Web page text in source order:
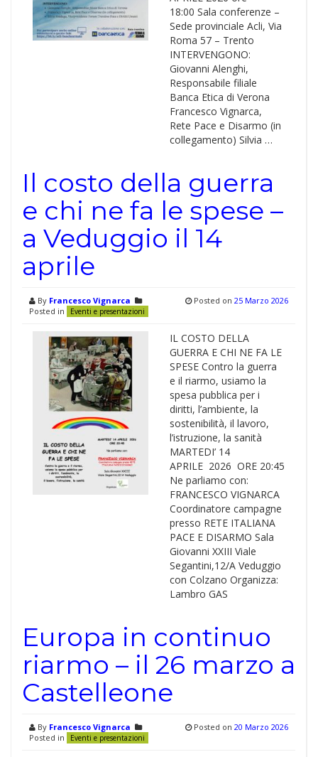
18:00 Sala conferenze –
Sede provinciale Acli, Via
Roma 57 – Trento
INTERVENGONO:
Giovanni Alenghi,
Responsabile filiale
Banca Etica di Verona
Francesco Vignarca,
Rete Pace e Disarmo (in
collegamento) Silvia …
Il costo della guerra
e chi ne fa le spese –
a Veduggio il 14
aprile
By Francesco Vignarca
Posted in
Eventi e presentazioni
Posted on 25 Marzo 2026
IL COSTO DELLA
GUERRA E CHI NE FA LE
SPESE Contro la guerra
e il riarmo, usiamo la
spesa pubblica per i
diritti, l’ambiente, la
sostenibilità, il lavoro,
l’istruzione, la sanità
MARTEDI’ 14
APRILE 2026 ORE 20:45
Ne parliamo con:
FRANCESCO VIGNARCA
Coordinatore campagne
presso RETE ITALIANA
PACE E DISARMO Sala
Giovanni XXIII Viale
Segantini,12/A Veduggio
con Colzano Organizza:
Lambro GAS
Europa in continuo
riarmo – il 26 marzo a
Castelleone
By Francesco Vignarca
Posted in
Eventi e presentazioni
Posted on 20 Marzo 2026